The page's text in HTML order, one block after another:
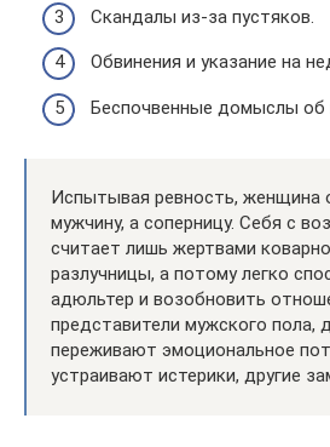
Скандалы из-за пустяков.
Обвинения и указание на
Беспочвенные домыслы об
Испытывая ревность, женщина
мужчину, а соперницу. Себя с
считает лишь жертвами
разлучницы, а потому легко
адюльтер и возобновить
представители мужского пола,
переживают эмоциональное
устраивают истерики, другие